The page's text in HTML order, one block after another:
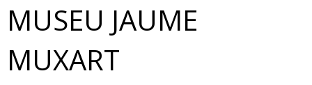
MUSEU JAUME
MUXART